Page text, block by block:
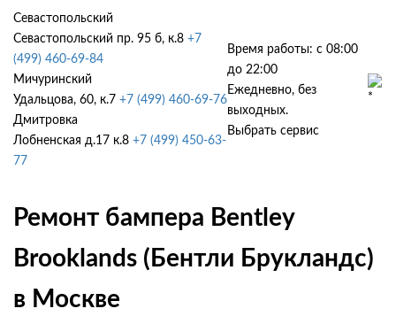
Севастопольский
Севастопольский пр. 95 б, к.8 +7
(499) 460-69-84
Мичуринский
Удальцова, 60, к.7 +7 (499) 460-69-76
Дмитровка
Лобненская д.17 к.8 +7 (499) 450-63-
77
Время работы: с 08:00
до 22:00
Ежедневно, без
выходных.
Выбрать сервис
Ремонт бампера Bentley
Brooklands (Бентли Брукландс)
в Москве